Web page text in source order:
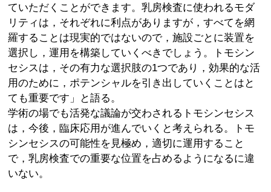
ていただくことができます。乳房検査に使われるモダ
リティは，それぞれに利点がありますが，すべてを網
羅することは現実的ではないので，施設ごとに装置を
選択し，運用を構築していくべきでしょう。トモシン
セシスは，その有力な選択肢の1つであり，効果的な活
用のために，ポテンシャルを引き出していくことはと
ても重要です」と語る。
学術の場でも活発な議論が交わされるトモシンセシス
は，今後，臨床応用が進んでいくと考えられる。トモ
シンセシスの可能性を見極め，適切に運用すること
で，乳房検査での重要な位置を占めるようになるに違
いない。